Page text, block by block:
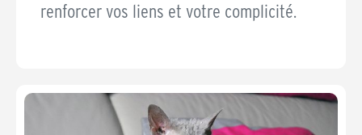
renforcer vos liens et votre complicité.